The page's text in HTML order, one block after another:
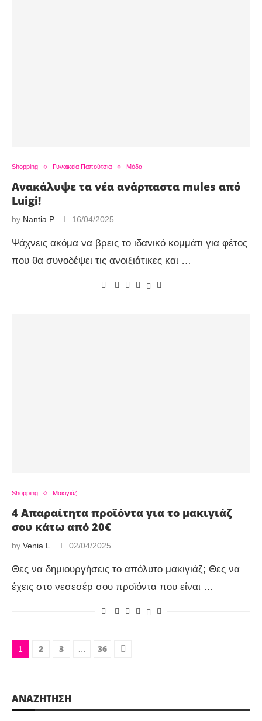
Shopping Γυναικεία Παπούτσια Μόδα
Ανακάλυψε τα νέα ανάρπαστα mules από
Luigi!
by Nantia P. 16/04/2025
Ψάχνεις ακόμα να βρεις το ιδανικό κομμάτι για φέτος
που θα συνοδέψει τις ανοιξιάτικες και …
Shopping Μακιγιάζ
4 Απαραίτητα προϊόντα για το μακιγιάζ
σου κάτω από 20€
by Venia L. 02/04/2025
Θες να δημιουργήσεις το απόλυτο μακιγιάζ; Θες να
έχεις στο νεσεσέρ σου προϊόντα που είναι …
1 2 3 36
ΑΝΑΖΗΤΗΣΗ